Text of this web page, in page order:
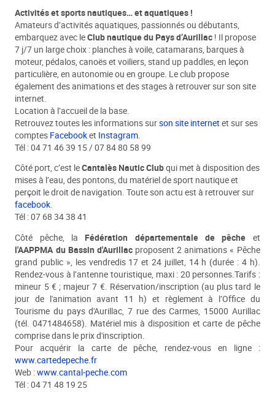
Activités et sports nautiques… et aquatiques !
Amateurs d’activités aquatiques, passionnés ou débutants,
embarquez avec leClub nautique du Pays d’Aurillac ! Il propose
7 j/7 un large choix : planches à voile, catamarans, barques à
moteur, pédalos, canoës et voiliers, stand up paddles, en leçon
particulière, en autonomie ou en groupe. Le club propose
également des animations et des stages à retrouver sur son site
internet.
Location à l’accueil de la base.
Retrouvez toutes les informations surson site internet et sur ses
comptes Facebooket Instagram
Tél : 04 71 46 39 15 / 07 84 80 58 99
Côté port, c’est leCantalès Nautic Clubqui met à disposition des
mises à l’eau, des pontons, du matériel de sport nautique et
perçoit le droit de navigation. Toute son actu est à retrouver sur
facebook.
Tél : 07 68 34 38 41
Côté pêche, la Fédération départementale de pêche et
l'AAPPMA du Bassin d'Aurillacproposent 2 animations « Pêche
grand public », les vendredis 17 et 24 juillet, 14 h (durée : 4 h).
Rendez-vous à l’antenne touristique, maxi : 20 personnes.Tarifs :
mineur 5 € ; majeur 7 €. Réservation/inscription (au plus tard le
jour de l'animation avant 11 h) et règlement à l’Office du
Tourisme du pays d'Aurillac, 7 rue des Carmes, 15000 Aurillac
(tél. 0471484658). Matériel mis à disposition et carte de pêche
comprise dans le prix d'inscription.
Pour acquérir la carte de pêche, rendez-vous en ligne :
www.cartedepeche.fr
Web :www.cantal-peche.com
Tél : 04 71 48 19 25